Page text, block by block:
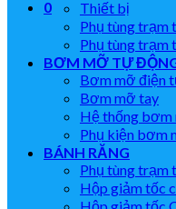
0
Thiết bị
Phụ tùng trạm
Phụ tùng trạm
BƠM MỠ TỰ
Bơm mỡ điện
Bơm mỡ tay
Hệ thống bơm
Phụ kiện bơm
BÁNH RĂNG
Phụ tùng trạm
Hộp giảm tốc